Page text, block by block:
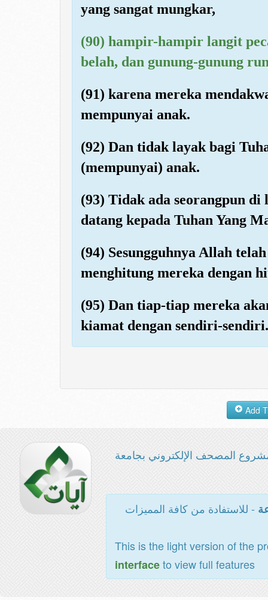
yang sangat mungkar,
(90) hampir-hampir langit
belah, dan gunung-gunung
(91) karena mereka
mempunyai anak.
(92) Dan tidak layak bagi
(mempunyai) anak.
(93) Tidak ada seorangpun
datang kepada Tuhan Yang
(94) Sesungguhnya Allah
menghitung mereka dengan
(95) Dan tiap-tiap mereka
kiamat dengan sendiri-sendiri.
المصحف الإلكتروني بجامعة
- للاستفادة من كافة المميزات
This is the light version of the
interfaceto view full features